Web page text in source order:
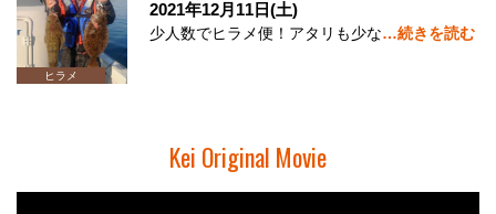
ヒラメ
2021年12月11日(土)
少人数でヒラメ便！アタリも少な…続きを読む
Kei Original Movie